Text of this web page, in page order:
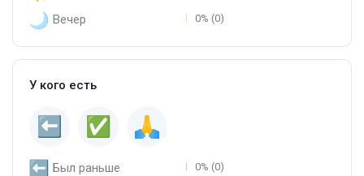
Вечер 0% (0)
У кого есть
Был раньше 0% (0)